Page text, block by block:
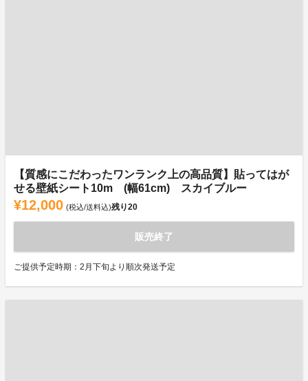
【質感にこだわったワンランク上の高品質】貼ってはが
せる壁紙シート10m (幅61cm) スカイブルー
¥12,000 (税込/送料込)残り20
販売終了
ご提供予定時期：2月下旬より順次発送予定